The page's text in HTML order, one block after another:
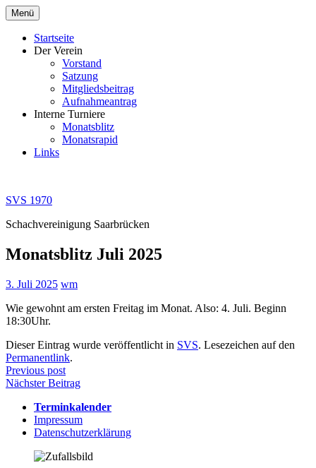
Zum
Inhalt
springen
Menü
Startseite
Der Verein
Vorstand
Satzung
Mitgliedsbeitrag
Aufnahmeantrag
Interne Turniere
Monatsblitz
Monatsrapid
Links
SVS 1970
Schachvereinigung Saarbrücken
Monatsblitz Juli 2025
3. Juli 2025 wm
Wie gewohnt am ersten Freitag im Monat. Also: 4. Juli. Beginn
18:30Uhr.
Dieser Eintrag wurde veröffentlicht in SVS. Lesezeichen auf den
Permanentlink.
Beitragsnavigation
Previous post
Nächster Beitrag
Terminkalender
Impressum
Datenschutzerklärung